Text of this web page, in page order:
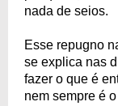
nada de seios.
Esse repugno
se explica nas
fazer o que é
nem sempre é